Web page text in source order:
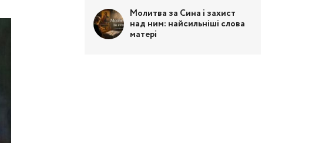
Молитва за Сина і захист
над ним: найсильніші слова
матері